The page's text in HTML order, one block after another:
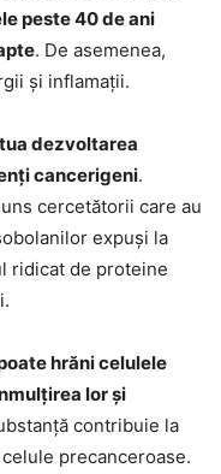
peste 40 de ani
. De asemenea,
și inflamații.
dezvoltarea
cancerigeni.
cercetătorii care au
expuși la
ridicat de proteine
hrăni celulele
lor și
contribuie la
precanceroase.